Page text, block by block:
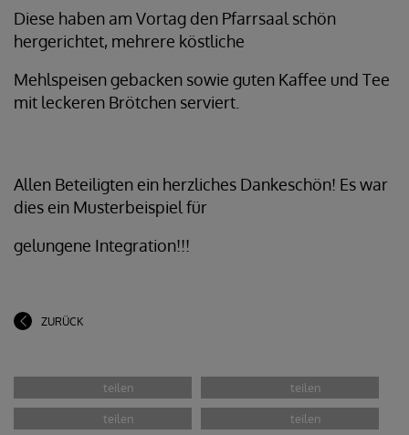
Diese haben am Vortag den Pfarrsaal schön
hergerichtet, mehrere köstliche
Mehlspeisen gebacken sowie guten Kaffee und Tee
mit leckeren Brötchen serviert.
Allen Beteiligten ein herzliches Dankeschön! Es war
dies ein Musterbeispiel für
gelungene Integration!!!
ZURÜCK